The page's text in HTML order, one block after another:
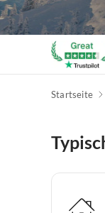
Startseite